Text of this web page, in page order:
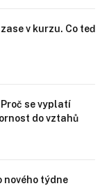
v kurzu. Co teď
se vyplatí
do vztahů
nového týdne